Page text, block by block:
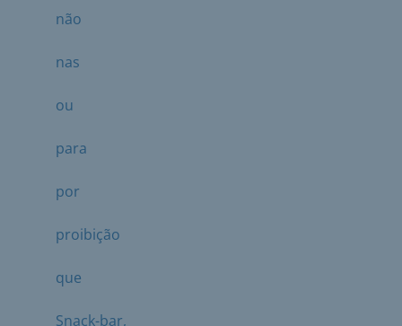
não
nas
ou
para
por
proibição
que
Snack-bar,